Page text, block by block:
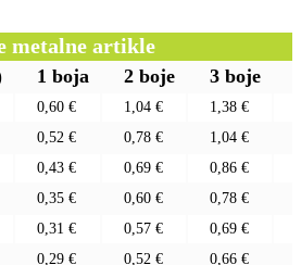
metalne artikle
1 boja 2 boje 3 boje
0,60 € 1,04 € 1,38 €
0,52 € 0,78 € 1,04 €
0,43 € 0,69 € 0,86 €
0,35 € 0,60 € 0,78 €
0,31 € 0,57 € 0,69 €
0,29 € 0,52 € 0,66 €